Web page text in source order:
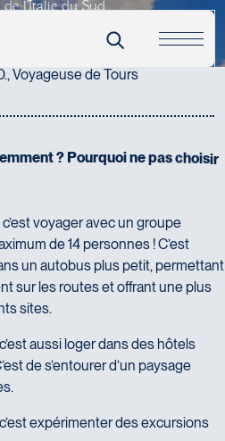
de l'Italie du Sud
voyageuse
emment? Pourquoinepaschoisir
c’est voyager avec un groupe
de 14 personnes ! C’est
un autobus plus petit, permettant
sur les routes et offrant une plus
sites.
aussi loger dans des hôtels
de s’entourer d’un paysage
expérimenter des excursions
*
texte (format Word ou PDF) -